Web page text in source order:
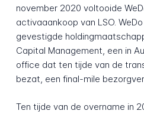
november 2020 voltooide
activaaankoop van LSO.
gevestigde
Capital Management, een in
office dat ten tijde van de
bezat, een final-mile
Ten tijde van de overname in